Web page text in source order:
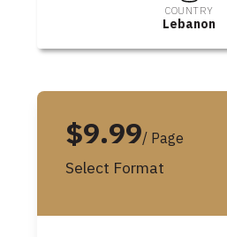
COUNTRY
Lebanon
$9.99/ Page
Select Format